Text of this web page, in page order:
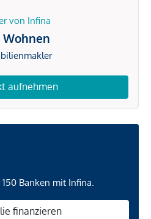
von Infina
Wohnen
aufnehmen
Banken mit Infina.
finanzieren